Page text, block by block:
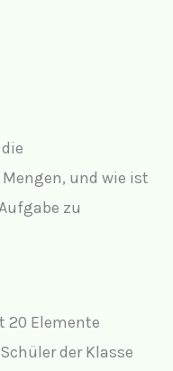
und wie ist
zu
20 Elemente
der Klasse